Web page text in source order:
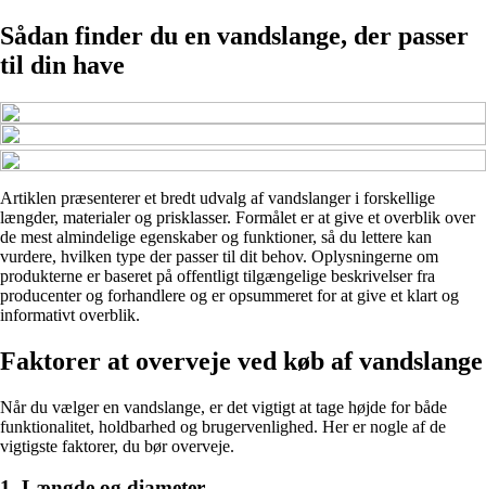
Sådan finder du en vandslange, der passer
til din have
Artiklen præsenterer et bredt udvalg af vandslanger i forskellige
længder, materialer og prisklasser. Formålet er at give et overblik over
de mest almindelige egenskaber og funktioner, så du lettere kan
vurdere, hvilken type der passer til dit behov. Oplysningerne om
produkterne er baseret på offentligt tilgængelige beskrivelser fra
producenter og forhandlere og er opsummeret for at give et klart og
informativt overblik.
Faktorer at overveje ved køb af vandslange
Når du vælger en vandslange, er det vigtigt at tage højde for både
funktionalitet, holdbarhed og brugervenlighed. Her er nogle af de
vigtigste faktorer, du bør overveje.